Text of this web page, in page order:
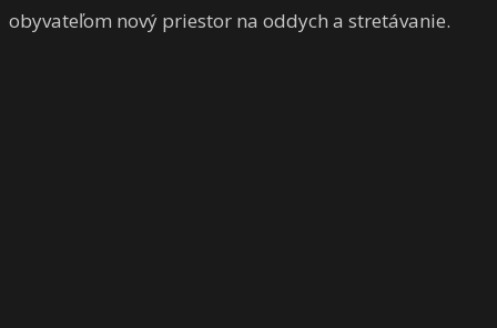
obyvateľom nový priestor na oddych a stretávanie.